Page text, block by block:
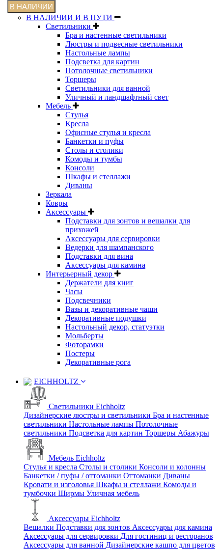
В НАЛИЧИИ
В НАЛИЧИИ И В ПУТИ
Светильники
Бра и настенные светильники
Люстры и подвесные светильники
Настольные лампы
Подсветка для картин
Потолочные светильники
Торшеры
Светильники для ванной
Уличный и ландшафтный свет
Мебель
Стулья
Кресла
Офисные стулья и кресла
Банкетки и пуфы
Столы и столики
Комоды и тумбы
Консоли
Шкафы и стеллажи
Диваны
Зеркала
Ковры
Аксессуары
Подставки для зонтов и вешалки для
прихожей
Аксессуары для сервировки
Ведерки для шампанского
Подставки для вина
Аксессуары для камина
Интерьерный декор
Держатели для книг
Часы
Подсвечники
Вазы и декоративные чаши
Декоративные подушки
Настольный декор, статуэтки
Мольберты
Фоторамки
Постеры
Декоративные рога
EICHHOLTZ
Светильники Eichholtz
Дизайнерские люстры и светильники Бра и настенные
светильники Настольные лампы Потолочные
светильники Подсветка для картин Торшеры Абажуры
Мебель Eichholtz
Стулья и кресла Столы и столики Консоли и колонны
Банкетки / пуфы / оттоманки Оттоманки Диваны
Кровати и изголовья Шкафы и стеллажи Комоды и
тумбочки Ширмы Уличная мебель
Аксессуары Eichholtz
Вешалки Подставки для зонтов Аксессуары для камина
Аксессуары для сервировки Для гостиниц и ресторанов
Аксессуары для ванной Дизайнерские кашпо для цветов